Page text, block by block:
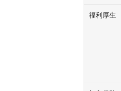
福利厚生